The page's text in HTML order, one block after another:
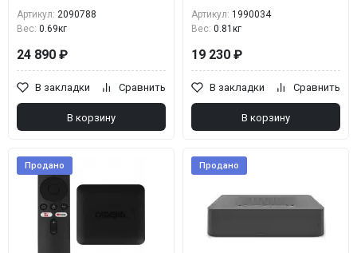
Артикул: 2090788
Вес: 0.69кг
24 890 ₽
В закладки Сравнить
В корзину
Артикул: 1990034
Вес: 0.81кг
19 230 ₽
В закладки Сравнить
В корзину
Продано Продано